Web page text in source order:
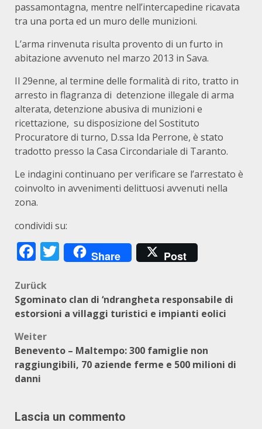
passamontagna, mentre nell’intercapedine ricavata
tra una porta ed un muro delle munizioni.
L’arma rinvenuta risulta provento di un furto in
abitazione avvenuto nel marzo 2013 in Sava.
Il 29enne, al termine delle formalità di rito, tratto in
arresto in flagranza di detenzione illegale di arma
alterata, detenzione abusiva di munizioni e
ricettazione, su disposizione del Sostituto
Procuratore di turno, D.ssa Ida Perrone, è stato
tradotto presso la Casa Circondariale di Taranto.
Le indagini continuano per verificare se l’arrestato è
coinvolto in avvenimenti delittuosi avvenuti nella
zona.
condividi su:
Facebook
Twitter
Share Post
Beitragsnavigation
Zurück
Sgominato clan di ‘ndrangheta responsabile di
estorsioni a villaggi turistici e impianti eolici
Weiter
Benevento – Maltempo: 300 famiglie non
raggiungibili, 70 aziende ferme e 500 milioni di
danni
Lascia un commento